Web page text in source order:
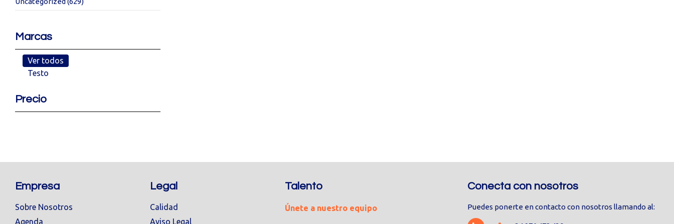
Marcas
Ver todos
Testo
Precio
Empresa
Sobre Nosotros
Agenda
Legal
Calidad
Aviso Legal
Talento
Únete a nuestro equipo
Conecta con nosotros
Puedes ponerte en contacto con nosotros llamando al: